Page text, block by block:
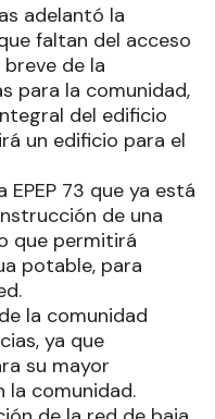
adelantó la
faltan del acceso
de la
para la comunidad,
del edificio
un edificio para el
73 que ya está
de una
que permitirá
potable, para
la comunidad
ya que
su mayor
la comunidad.